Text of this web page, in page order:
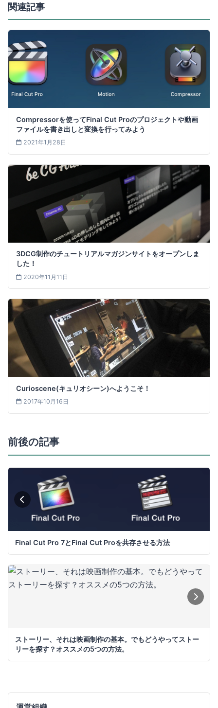
関連記事
Compressorを使ってFinal Cut Proのプロジェクトや動画
ファイルを書き出しと変換を行ってみよう
2021年1月28日
3DCG制作のチュートリアルマガジンサイトをオープンしま
した！
2020年11月11日
Curioscene(キュリオシーン)へようこそ！
2017年10月16日
前後の記事
Final Cut Pro 7とFinal Cut Proを共存させる方法
ストーリー、それは映画制作の基本。でもどうやってストー
リーを探す？オススメの5つの方法。